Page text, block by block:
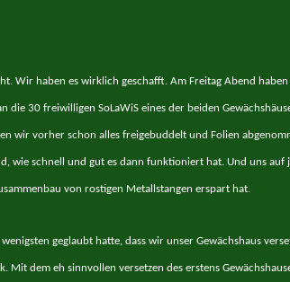
Wir haben es wirklich geschafft. Am Freitag Abend
die 30 freiwilligen SoLaWiS eines der beiden
wir vorher schon alles freigebuddelt und Folien
wie schnell und gut es dann funktioniert hat. Und uns auf
von rostigen Metallstangen erspart hat.
geglaubt hatte, dass wir unser Gewächshaus
Mit dem eh sinnvollen versetzen des erstens